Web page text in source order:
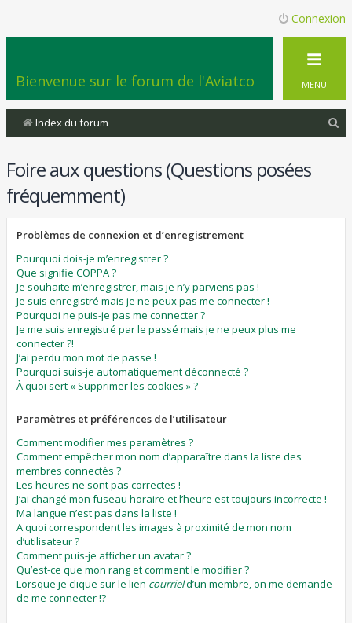
Connexion
Bienvenue sur le forum de l'Aviatco MENU
Index du forum
Foire aux questions (Questions posées
fréquemment)
Problèmes de connexion et d’enregistrement
Pourquoi dois-je m’enregistrer ?
Que signifie COPPA ?
Je souhaite m’enregistrer, mais je n’y parviens pas !
Je suis enregistré mais je ne peux pas me connecter !
Pourquoi ne puis-je pas me connecter ?
Je me suis enregistré par le passé mais je ne peux plus me
connecter ?!
J’ai perdu mon mot de passe !
Pourquoi suis-je automatiquement déconnecté ?
À quoi sert « Supprimer les cookies » ?
Paramètres et préférences de l’utilisateur
Comment modifier mes paramètres ?
Comment empêcher mon nom d’apparaître dans la liste des
membres connectés ?
Les heures ne sont pas correctes !
J’ai changé mon fuseau horaire et l’heure est toujours incorrecte !
Ma langue n’est pas dans la liste !
A quoi correspondent les images à proximité de mon nom
d’utilisateur ?
Comment puis-je afficher un avatar ?
Qu’est-ce que mon rang et comment le modifier ?
Lorsque je clique sur le lien courrield’un membre, on me demande
de me connecter !?